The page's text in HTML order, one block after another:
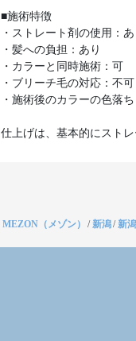
■施術特徴
・ストレート剤の使用：あ
・髪への負担：あり
・カラーと同時施術：可
・ブリーチ毛の対応：不可
・施術後のカラーの色落
仕上げは、基本的にスト
MEZON（メゾン） /新潟/新潟